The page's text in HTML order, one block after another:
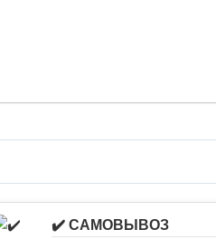
✔️ САМОВЫВОЗ